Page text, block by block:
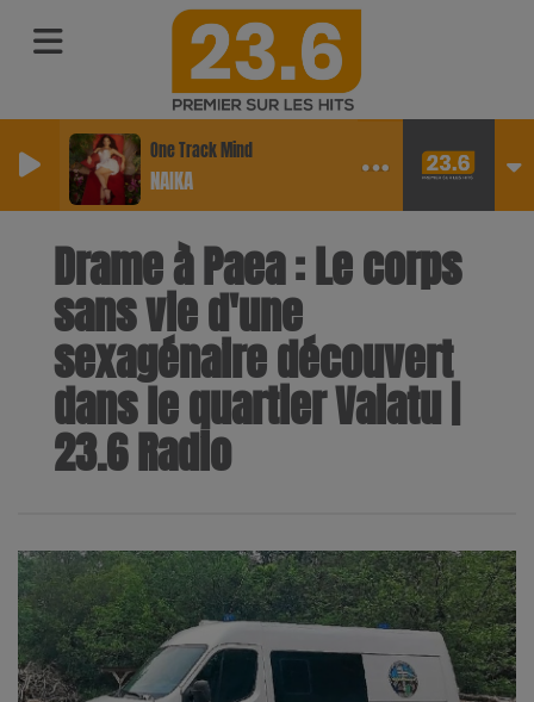
One Track Mind
NAIKA
Drame à Paea : Le corps
sans vie d'une
sexagénaire découvert
dans le quartier Vaiatu |
23.6 Radio